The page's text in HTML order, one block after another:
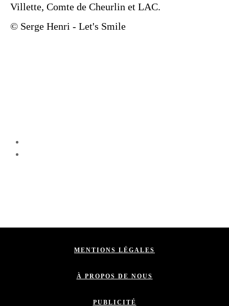
Villette, Comte de Cheurlin et LAC.
© Serge Henri - Let's Smile
MENTIONS LÉGALES
À PROPOS DE NOUS
PUBLICITÉ